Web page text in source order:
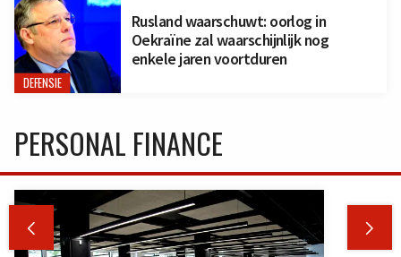
DEFENSIE
Rusland waarschuwt: oorlog in
Oekraïne zal waarschijnlijk nog
enkele jaren voortduren
PERSONAL FINANCE
 